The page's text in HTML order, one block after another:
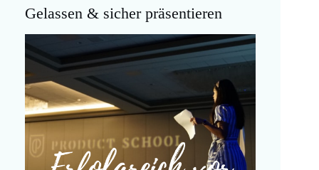
Gelassen & sicher präsentieren